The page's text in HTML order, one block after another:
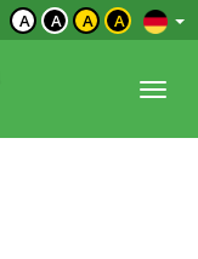
A A A A